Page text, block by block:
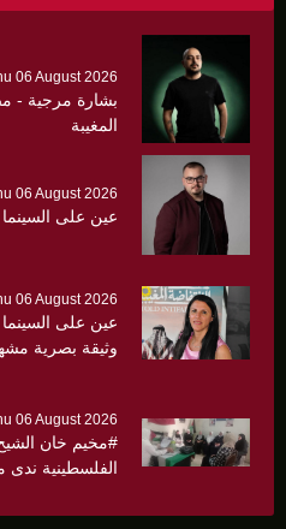
06 August 2026
بشارة مرجية -
المغيبة
06 August 2026
عين على السينما
06 August 2026
عين على السينما
وثيقة بصرية
06 August 2026
#مخيم خان الشيح
الفلسطينية ندى
بروشورات